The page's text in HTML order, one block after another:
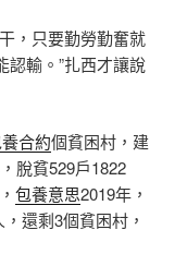
，只要勤勞勤奮就
認輸。”扎西才讓說
合約個貧困村，建
脫貧529戶1822
包養意思2019年，
還剩3個貧困村，